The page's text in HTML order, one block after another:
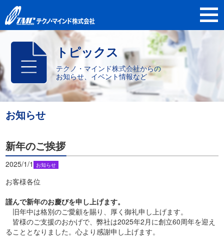
トピックス
テクノ・マインド株式会社からの
お知らせ、イベント情報など
お知らせ
新年のご挨拶
2025/1/1 お知らせ
お客様各位
謹んで新年のお慶びを申し上げます。
旧年中は格別のご愛顧を賜り、厚く御礼申し上げます。
皆様のご支援のおかげで、弊社は2025年2月に創立60周年を迎え
ることとなりました。心より感謝申し上げます。